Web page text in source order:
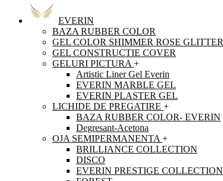
EVERIN
BAZA RUBBER COLOR
GEL COLOR SHIMMER ROSE GLITTER
GEL CONSTRUCTIE COVER
GELURI PICTURA +
Artistic Liner Gel Everin
EVERIN MARBLE GEL
EVERIN PLASTER GEL
LICHIDE DE PREGATIRE +
BAZA RUBBER COLOR- EVERIN
Degresant-Acetona
OJA SEMIPERMANENTA +
BRILLIANCE COLLECTION
DISCO
EVERIN PRESTIGE COLLECTION